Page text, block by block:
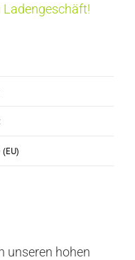
Ladengeschäft!
unseren hohen